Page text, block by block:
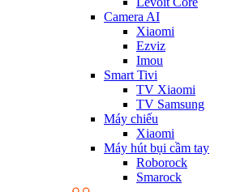
Camera AI
Xiaomi
Ezviz
Imou
Smart Tivi
TV Xiaomi
TV Samsung
Máy chiếu
Xiaomi
Máy hút bụi cầm tay
Roborock
Smarock